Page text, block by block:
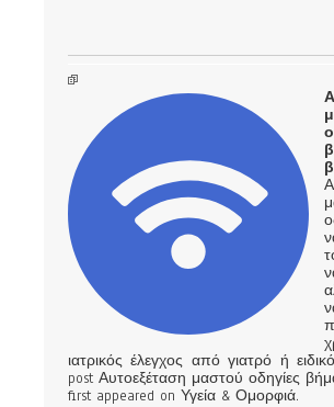
ιατρικός έλεγχος από γιατρό ή
post Αυτοεξέταση μαστού οδηγίες
first appeared on Υγεία & Ομορφιά.